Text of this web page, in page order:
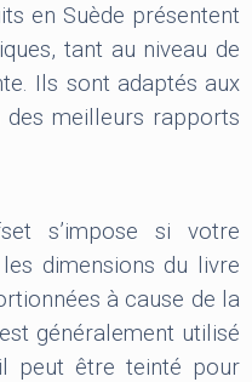
en Suède présentent
tant au niveau de
Ils sont adaptés aux
meilleurs rapports
s’impose si votre
dimensions du livre
à cause de la
généralement utilisé
peut être teinté pour